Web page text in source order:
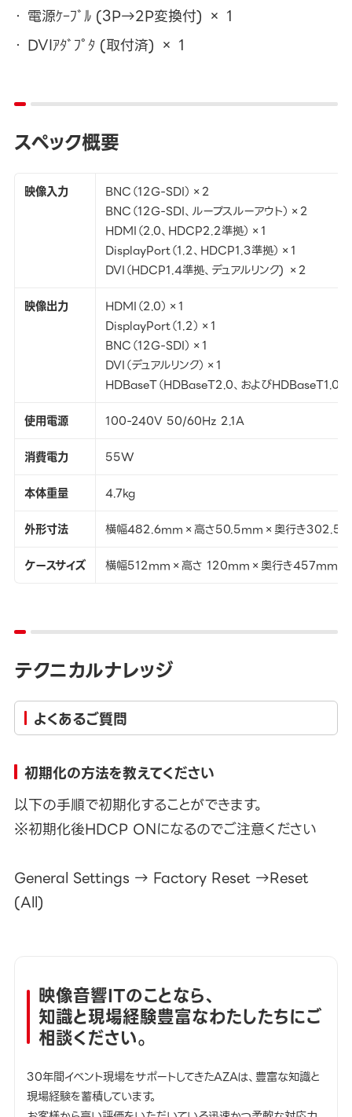
電源ｹｰﾌﾞﾙ (3P→2P変換付) × 1
DVIｱﾀﾞﾌﾟﾀ (取付済) × 1
スペック概要
映像入力
BNC（12G-SDI）×2
BNC（12G-SDI、ループスルーアウト）×2
HDMI（2.0、HDCP2.2準拠）×1
DisplayPort（1.2、HDCP1.3準拠）×1
DVI（HDCP1.4準拠、デュアルリンク) ×2
映像出力
HDMI（2.0）×1
DisplayPort（1.2）×1
BNC（12G-SDI）×1
DVI（デュアルリンク）×1
HDBaseT（HDBaseT2.0、およびHDBaseT1.0
使用電源
100-240V 50/60Hz 2.1A
消費電力
55W
本体重量
4.7kg
外形寸法
横幅482.6mm×高さ50.5mm×奥行き
ケースサイズ
横幅512mm×高さ 120mm×奥行き457mm
テクニカルナレッジ
よくあるご質問
初期化の方法を教えてください
以下の手順で初期化することができます。
※初期化後HDCP ONになるのでご注意ください
General Settings → Factory Reset →Reset
(All)
映像音響ITのことなら、
知識と現場経験豊富なわたしたちにご
相談ください。
30年間イベント現場をサポートしてきたAZAは、豊富な知識と
現場経験を蓄積しています。